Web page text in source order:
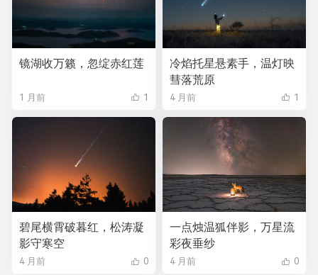
镜湖收万籁，忽绽赤红莲
1 月前 1
冷焰托星悬素手，温灯映
彗落荒原
4 月前 1
碧尾横霄破暮红，松涛凝
影守寒空
4 月前 0
一点烛温狐伴影，万星流
彩夜垂纱
4 月前 0